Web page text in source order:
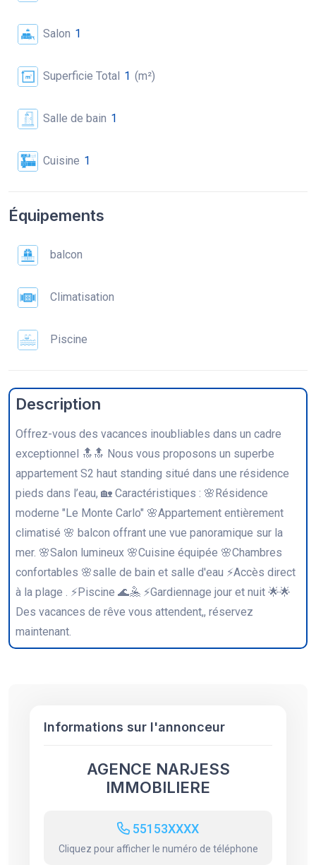
Salon 1
Superficie Total 1 (m²)
Salle de bain 1
Cuisine 1
Équipements
balcon
Climatisation
Piscine
Description
Offrez-vous des vacances inoubliables dans un cadre
exceptionnel 🔝🔝 Nous vous proposons un superbe
appartement S2 haut standing situé dans une résidence
pieds dans l’eau, 🏡 Caractéristiques : 🌸Résidence
moderne "Le Monte Carlo" 🌸Appartement entièrement
climatisé 🌸 balcon offrant une vue panoramique sur la
mer. 🌸Salon lumineux 🌸Cuisine équipée 🌸Chambres
confortables 🌸salle de bain et salle d'eau ⚡Accès direct
à la plage . ⚡Piscine 🌊🤽 ⚡Gardiennage jour et nuit 🌟🌟
Des vacances de rêve vous attendent,, réservez
maintenant.
Informations sur l'annonceur
AGENCE NARJESS
IMMOBILIERE
55153XXXX
Cliquez pour afficher le numéro de téléphone